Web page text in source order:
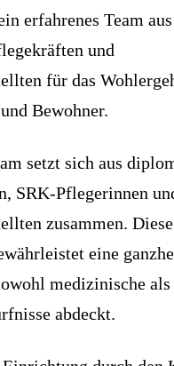
erfahrenes Team aus
und
für das
Bewohner.
setzt sich aus
SRK-Pflegerinnen
zusammen.
eine
medizinische als
abdeckt.